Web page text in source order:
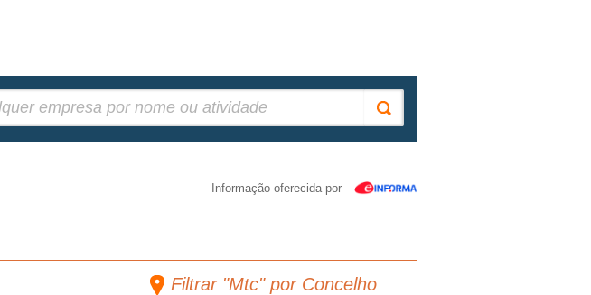
Informação oferecida por
Filtrar "Mtc" por Concelho